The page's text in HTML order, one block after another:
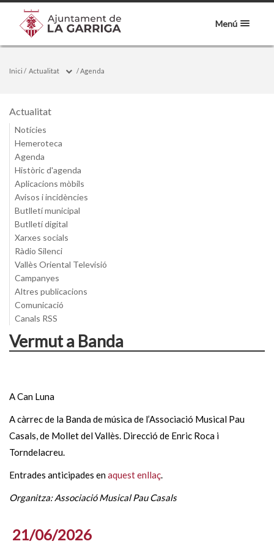
Menú
Inici / Actualitat /Agenda
Actualitat
Notícies
Hemeroteca
Agenda
Històric d'agenda
Aplicacions mòbils
Avisos i incidències
Butlletí municipal
Butlletí digital
Xarxes socials
Ràdio Silenci
Vallès Oriental Televisió
Campanyes
Altres publicacions
Comunicació
Canals RSS
Vermut a Banda
A Can Luna
A càrrec de la Banda de música de l’Associació Musical Pau
Casals, de Mollet del Vallès. Direcció de Enric Roca i
Torndelacreu.
Entrades anticipades enaquest enllaç.
Organitza: Associació Musical Pau Casals
21/06/2026